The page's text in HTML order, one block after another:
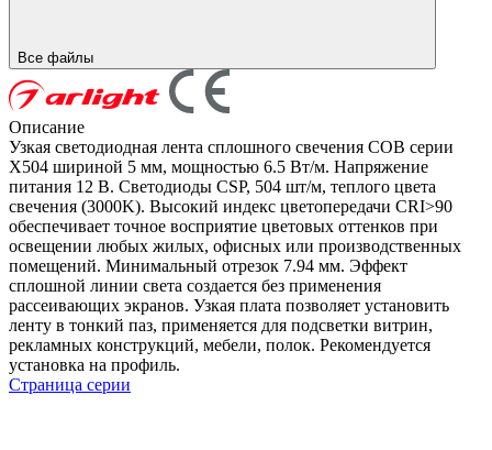
Все файлы
Описание
Узкая светодиодная лента сплошного свечения COB серии
X504 шириной 5 мм, мощностью 6.5 Вт/м. Напряжение
питания 12 В. Светодиоды CSP, 504 шт/м, теплого цвета
свечения (3000K). Высокий индекс цветопередачи CRI>90
обеспечивает точное восприятие цветовых оттенков при
освещении любых жилых, офисных или производственных
помещений. Минимальный отрезок 7.94 мм. Эффект
сплошной линии света создается без применения
рассеивающих экранов. Узкая плата позволяет установить
ленту в тонкий паз, применяется для подсветки витрин,
рекламных конструкций, мебели, полок. Рекомендуется
установка на профиль.
Страница серии